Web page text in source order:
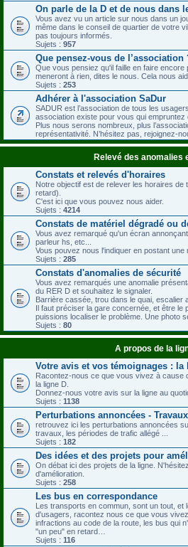
On parle de la D et de nous dans
Vous avez vu un article sur nous dans un
même dans le conseil de quartier de votre
pas toujours informés.
Sujets : 957
Que pensez-vous de l’association
Que vous pensiez qu'il faille en faire
meneront à rien, dites le nous. Cela nous
Sujets : 253
Adhérer à l'association SaDur
SADUR est l’association de tous les
association existe pour vous qui empruntez
Plus nous serons nombreux, plus
représentativité. N’hésitez pas, rejoignez-
Relevé des anomalies
Constats et relevés d'horaires
Notre objectif est de relever les horaires de
retard).
C'est ici que vous pouvez nous aider.
Sujets : 4214
Constats de matériel dégradé ou
Vous avez remarqué qu'un écran
parleur hs, etc...
Vous pouvez nous l'indiquer en postant une
Sujets : 285
Constats d'anomalies de sécurité
Vous avez remarqués une anomalie
du RER D et souhaitez le signaler.
Barrière cassée, trou dans le quai, escalier
Il faut préciser la gare concernée, et être le
puissions localiser le problème. Une photo
Sujets : 80
A propos de la
Votre avis et vos témoignages :
Racontez-nous ce que vous vivez à cause
la ligne D.
Donnez-nous votre avis sur la ligne au
Sujets : 1138
Perturbations annoncées - Travaux
retrouvez ici les perturbations annoncées
travaux, les périodes de trafic allégé ...
Sujets : 182
Des idées et des projets pour
On débat ici des projets de la ligne.
d'amélioration.
Sujets : 258
Les bus en correspondance
Les transports en commun, sont un tout, et
d'usagers, racontez nous ce que vous
infractions au code de la route, les bus qui
"un peu" en retard…
Sujets : 116